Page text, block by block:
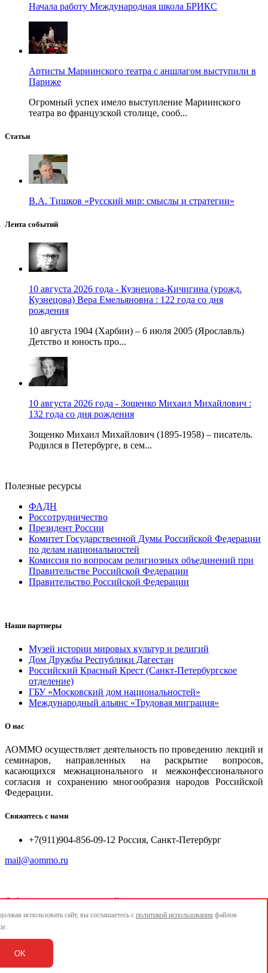
Начала работу Международная школа БРИКС
Артисты Мариинского театра с аншлагом выступили в
Париже
Огромный успех имело выступление Мариинского
театра во французской столице, сооб...
Статьи
В.А. Тишков «Русский мир: смыслы и стратегии»
Лента событий
10 августа 2026 года - Кузнецова-Кичигина (урожд.
Кузнецова) Вера Емельяновна : 122 года со дня
рождения
10 августа 1904 (Харбин) – 6 июля 2005 (Ярославль)
Детство и юность про...
10 августа 2026 года - Зощенко Михаил Михайлович :
132 года со дня рождения
Зощенко Михаил Михайлович (1895-1958) – писатель.
Родился в Петербурге, в сем...
Полезные ресурсы
ФАДН
Россотрудничество
Президент России
Комитет Государственной Думы Российской Федерации
по делам национальностей
Комиссия по вопросам религиозных объединений при
Правительстве Российской Федерации
Правительство Российской Федерации
Наши партнеры
Музей истории мировых культур и религий
Дом Дружбы Республики Дагестан
Российский Красный Крест (Санкт-Петербургское
отделение)
ГБУ «Московский дом национальностей»
Международный альянс «Трудовая миграция»
О нас
АОММО осуществляет деятельность по проведению лекций и
семинаров, направленных на раскрытие вопросов,
касающихся межнационального и межконфессионального
согласия и сохранению многообразия народов Российской
Федерации.
Свяжитесь с нами
+7(911)904-856-09-12 Россия, Санкт-Петербург
mail@aommo.ru
© Ассоциация организаций по реализации национальных
проектов и достижению национальных целей развития
mail@aommo.ru
использовать сайт, вы соглашаетесь с политикой использования файлов
OK